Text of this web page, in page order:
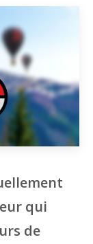
qui
de